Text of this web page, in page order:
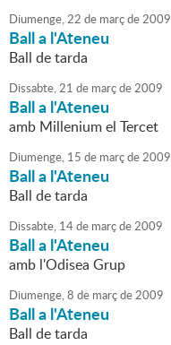
Diumenge,22 de marçde2009
Ball a l'Ateneu
Ball de tarda
Dissabte,21 de marçde2009
Ball a l'Ateneu
amb Millenium el Tercet
Diumenge, 15 de marçde2009
Ball a l'Ateneu
Ball de tarda
Dissabte, 14de marçde2009
Ball a l'Ateneu
amb l'Odisea Grup
Diumenge,8 de marçde2009
Ball a l'Ateneu
Ball de tarda